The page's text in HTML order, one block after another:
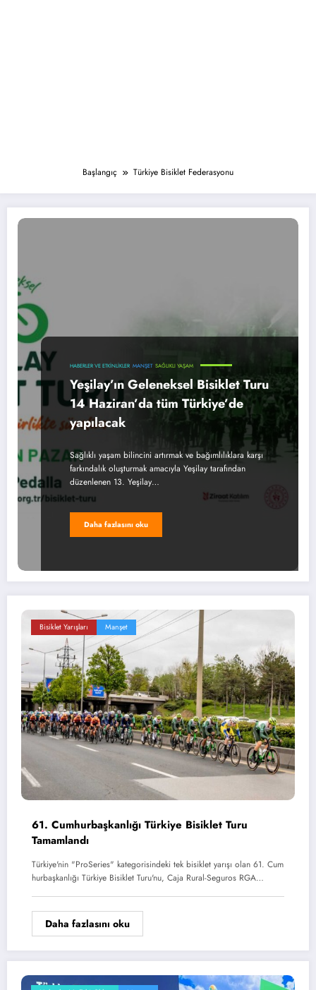
Başlangıç Türkiye Bisiklet Federasyonu
HABERLER VE ETKINLIKLER MANŞET SAĞLIKLI YAŞAM
Yeşilay’ın Geleneksel Bisiklet Turu
14 Haziran’da tüm Türkiye’de
yapılacak
Sağlıklı yaşam bilincini artırmak ve bağımlılıklara karşı
farkındalık oluşturmak amacıyla Yeşilay tarafından
düzenlenen 13. Yeşilay…
Daha fazlasını oku
Bisiklet Yarışları Manşet
61. Cumhurbaşkanlığı Türkiye Bisiklet Turu
Tamamlandı
Türkiye'nin "ProSeries" kategorisindeki tek bisiklet yarışı olan 61. Cum
hurbaşkanlığı Türkiye Bisiklet Turu'nu, Caja Rural-Seguros RGA…
Daha fazlasını oku